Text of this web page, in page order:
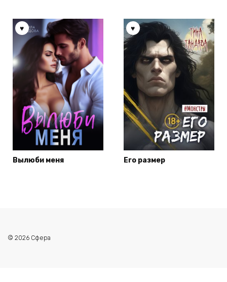
Вылюби меня Его размер
© 2026 Сфера